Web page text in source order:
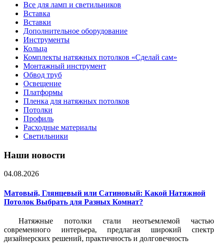
Все для ламп и светильников
Вставка
Вставки
Дополнительное оборудование
Инструменты
Кольца
Комплекты натяжных потолков «Сделай сам»
Монтажный инструмент
Обвод труб
Освещение
Платформы
Пленка для натяжных потолков
Потолки
Профиль
Расходные материалы
Светильники
Наши новости
04.08.2026
Матовый, Глянцевый или Сатиновый: Какой Натяжной
Потолок Выбрать для Разных Комнат?
Натяжные потолки стали неотъемлемой частью
современного интерьера, предлагая широкий спектр
дизайнерских решений, практичность и долговечность